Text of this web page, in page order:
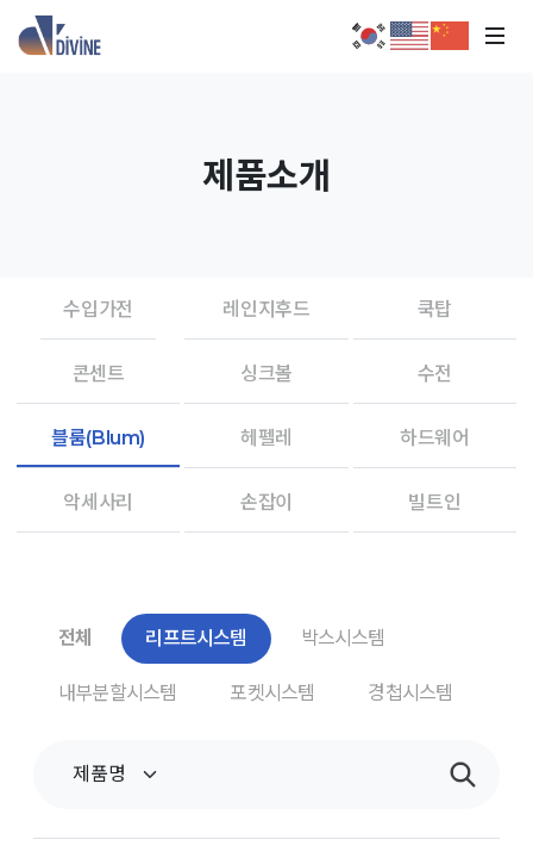
제품소개
수입가전 레인지후드 쿡탑
콘센트 싱크볼 수전
블룸(Blum) 헤펠레 하드웨어
악세사리 손잡이 빌트인
전체 리프트시스템 박스시스템
내부분할시스템 포켓시스템 경첩시스템